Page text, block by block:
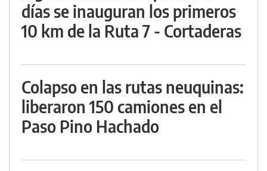
días se inauguran los primeros
10 km de la Ruta 7 - Cortaderas
Colapso en las rutas neuquinas:
liberaron 150 camiones en el
Paso Pino Hachado